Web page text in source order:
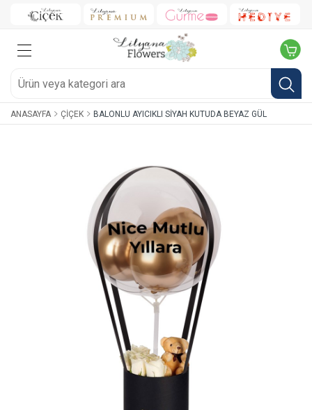
ANASAYFA ÇIÇEK BALONLU AYICIKLI SIYAH KUTUDA BEYAZ GÜL